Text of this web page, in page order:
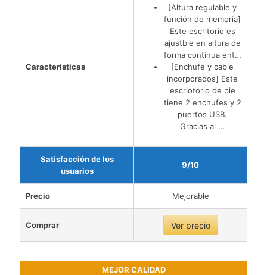
Características
[Altura regulable y
función de memoria]
Este escritorio es
ajustble en altura de
forma continua ent…
[Enchufe y cable
incorporados] Este
escriotorio de pie
tiene 2 enchufes y 2
puertos USB.
Gracias al …
Satisfacción de los
usuarios
9/10
Precio Mejorable
Comprar Ver precio
MEJOR CALIDAD